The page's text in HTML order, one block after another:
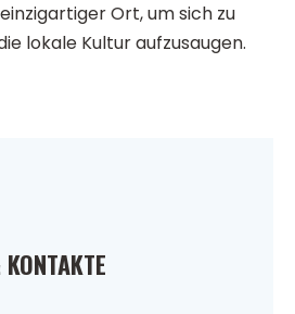
Ort, um sich zu
lokale Kultur aufzusaugen.